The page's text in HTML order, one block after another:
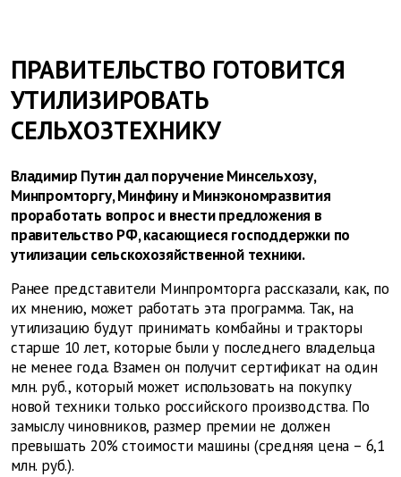
ПРАВИТЕЛЬСТВО ГОТОВИТСЯ
УТИЛИЗИРОВАТЬ
СЕЛЬХОЗТЕХНИКУ
Владимир Путин дал поручение Минсельхозу,
Минпромторгу, Минфину и Минэкономразвития
проработать вопрос и внести предложения в
правительство РФ, касающиеся господдержки по
утилизации сельскохозяйственной техники.
Ранее представители Минпромторга рассказали, как, по
их мнению, может работать эта программа. Так, на
утилизацию будут принимать комбайны и тракторы
старше 10 лет, которые были у последнего владельца
не менее года. Взамен он получит сертификат на один
млн. руб., который может использовать на покупку
новой техники только российского производства. По
замыслу чиновников, размер премии не должен
превышать 20% стоимости машины (средняя цена – 6,1
млн. руб.).